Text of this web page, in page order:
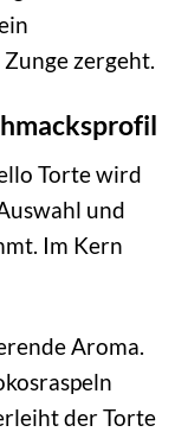
zergeht.
Torte wird
und
Im Kern
Aroma.
der Torte